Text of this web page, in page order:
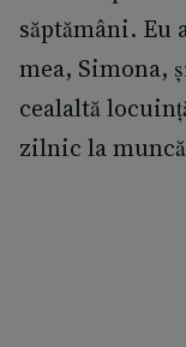
săptămâni. Eu
mea, Simona,
cealaltă
zilnic la